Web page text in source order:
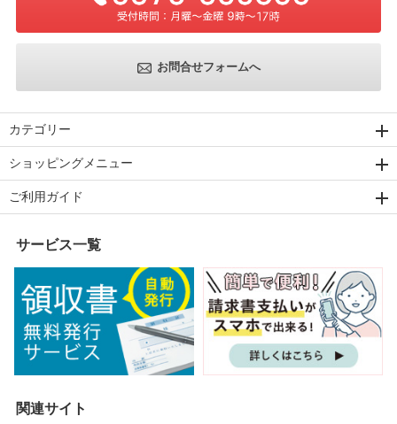
お問合せフォームへ
カテゴリー
ショッピングメニュー
ご利用ガイド
サービス一覧
関連サイト